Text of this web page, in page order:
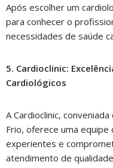
Após escolher um
para conhecer o
necessidades de saúde
5. Cardioclinic:
Cardiológicos
A Cardioclinic,
Frio, oferece uma equipe
experientes e
atendimento de